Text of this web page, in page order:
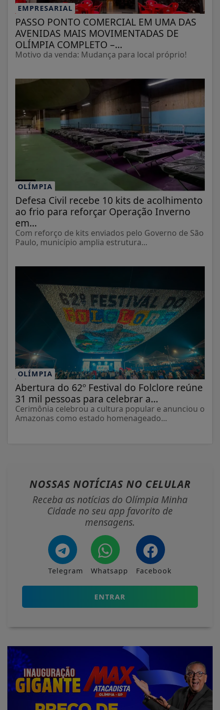
EMPRESARIAL
PASSO PONTO COMERCIAL EM UMA DAS
AVENIDAS MAIS MOVIMENTADAS DE
OLÍMPIA COMPLETO –...
Motivo da venda: Mudança para local próprio!
OLÍMPIA
Defesa Civil recebe 10 kits de acolhimento
ao frio para reforçar Operação Inverno
em...
Com reforço de kits enviados pelo Governo de São
Paulo, município amplia estrutura...
OLÍMPIA
Abertura do 62º Festival do Folclore reúne
31 mil pessoas para celebrar a...
Cerimônia celebrou a cultura popular e anunciou o
Amazonas como estado homenageado...
NOSSAS NOTÍCIAS NO CELULAR
Receba as notícias do Olímpia Minha
Cidade no seu app favorito de
mensagens.
Telegram Whatsapp Facebook
ENTRAR